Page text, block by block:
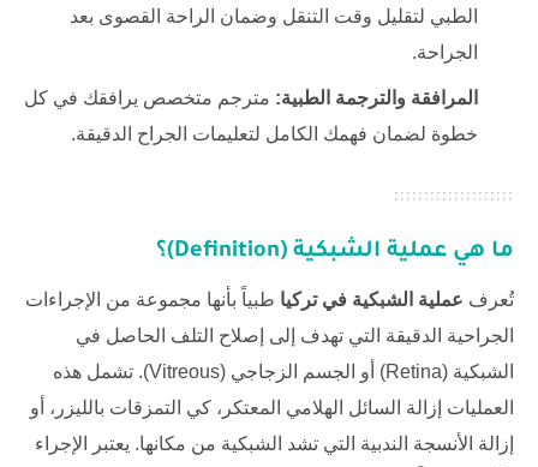
الطبي لتقليل وقت التنقل وضمان الراحة القصوى بعد
الجراحة.
المرافقة والترجمة الطبية: مترجم متخصص يرافقك في كل
خطوة لضمان فهمك الكامل لتعليمات الجراح الدقيقة.
ما هي عملية الشبكية (Definition)؟
تُعرف عملية الشبكية في تركيا طبياً بأنها مجموعة من الإجراءات
الجراحية الدقيقة التي تهدف إلى إصلاح التلف الحاصل في
الشبكية (Retina) أو الجسم الزجاجي (Vitreous). تشمل هذه
العمليات إزالة السائل الهلامي المعتكر، كي التمزقات بالليزر، أو
إزالة الأنسجة الندبية التي تشد الشبكية من مكانها. يعتبر الإجراء